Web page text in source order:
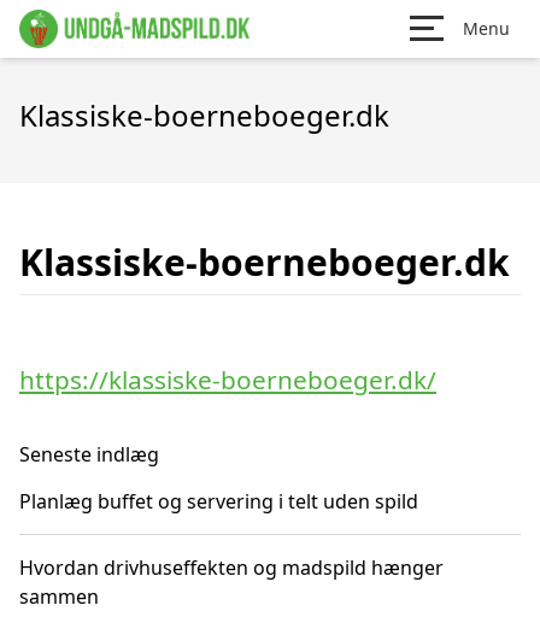
Menu
Klassiske-boerneboeger.dk
Klassiske-boerneboeger.dk
https://klassiske-boerneboeger.dk/
Seneste indlæg
Planlæg buffet og servering i telt uden spild
Hvordan drivhuseffekten og madspild hænger
sammen